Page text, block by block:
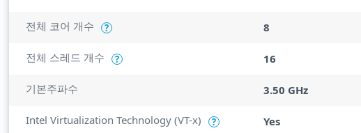
전체 코어 개수 ? 8
전체 스레드 개수 ? 16
기본주파수 3.50 GHz
Intel Virtualization Technology (VT-x) ? Yes